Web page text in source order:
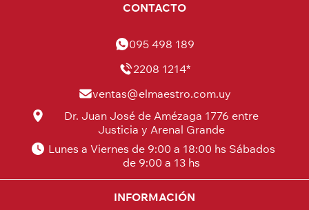
CONTACTO
095 498 189
2208 1214*
ventas@elmaestro.com.uy
Dr. Juan José de Amézaga 1776 entre
Justicia y Arenal Grande
Lunes a Viernes de 9:00 a 18:00 hs Sábados
de 9:00 a 13 hs
INFORMACIÓN